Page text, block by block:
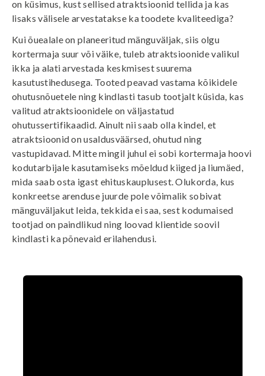
on küsimus, kust sellised atraktsioonid tellida ja kas
lisaks välisele arvestatakse ka toodete kvaliteediga?
Kui õuealale on planeeritud mänguväljak, siis olgu
kortermaja suur või väike, tuleb atraktsioonide valikul
ikka ja alati arvestada keskmisest suurema
kasutustihedusega. Tooted peavad vastama kõikidele
ohutusnõuetele ning kindlasti tasub tootjalt küsida, kas
valitud atraktsioonidele on väljastatud
ohutussertifikaadid. Ainult nii saab olla kindel, et
atraktsioonid on usaldusväärsed, ohutud ning
vastupidavad. Mitte mingil juhul ei sobi kortermaja hoovi
kodutarbijale kasutamiseks mõeldud kiiged ja liumäed,
mida saab osta igast ehituskauplusest. Olukorda, kus
konkreetse arenduse juurde pole võimalik sobivat
mänguväljakut leida, tekkida ei saa, sest kodumaised
tootjad on paindlikud ning loovad klientide soovil
kindlasti ka põnevaid erilahendusi.